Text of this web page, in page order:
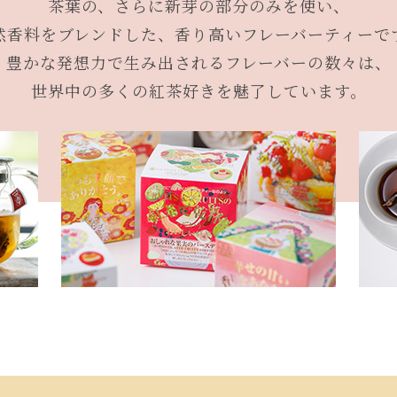
茶葉の、さらに新芽の部分のみを使い、
香料をブレンドした、香り高いフレーバーティーで
豊かな発想力で生み出されるフレーバーの数々は、
世界中の多くの紅茶好きを魅了しています。